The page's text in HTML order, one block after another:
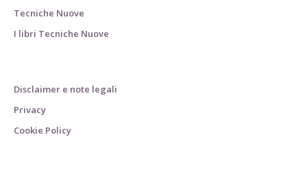
Tecniche Nuove
I libri Tecniche Nuove
Disclaimer e note legali
Privacy
Cookie Policy